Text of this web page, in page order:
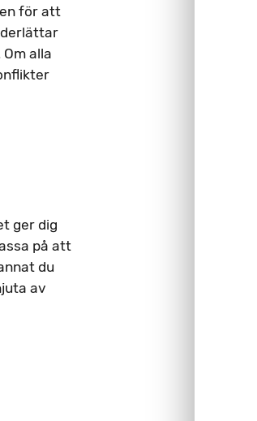
för att
alla
ger dig
på att
du
av